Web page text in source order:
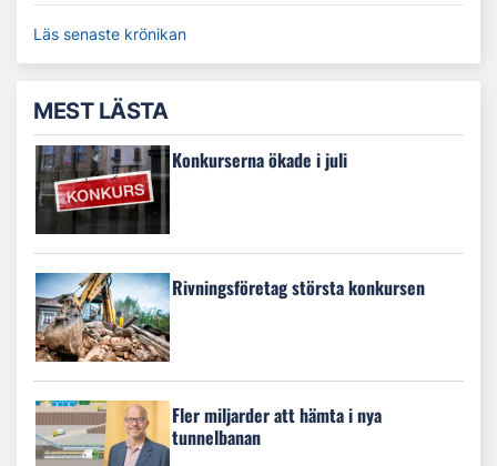
Läs senaste krönikan
MEST LÄSTA
Konkurserna ökade i juli
Rivningsföretag största konkursen
Fler miljarder att hämta i nya
tunnelbanan